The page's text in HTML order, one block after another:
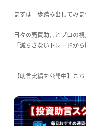
まずは一歩踏み出してみま
日々の売買助言とプロの
「減らさないトレードか
【助言実績を公開中】こ